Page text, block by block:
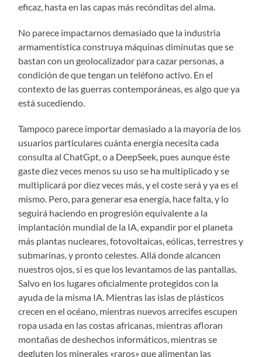
eficaz, hasta en las capas más recónditas del alma.
No parece impactarnos demasiado que la industria
armamentística construya máquinas diminutas que se
bastan con un geolocalizador para cazar personas, a
condición de que tengan un teléfono activo. En el
contexto de las guerras contemporáneas, es algo que ya
está sucediendo.
Tampoco parece importar demasiado a la mayoría de los
usuarios particulares cuánta energía necesita cada
consulta al ChatGpt, o a DeepSeek, pues aunque éste
gaste diez veces menos su uso se ha multiplicado y se
multiplicará por diez veces más, y el coste será y ya es el
mismo. Pero, para generar esa energía, hace falta, y lo
seguirá haciendo en progresión equivalente a la
implantación mundial de la IA, expandir por el planeta
más plantas nucleares, fotovoltaicas, eólicas, terrestres y
submarinas, y pronto celestes. Allá donde alcancen
nuestros ojos, si es que los levantamos de las pantallas.
Salvo en los lugares oficialmente protegidos con la
ayuda de la misma IA. Mientras las islas de plásticos
crecen en el océano, mientras nuevos arrecifes escupen
ropa usada en las costas africanas, mientras afloran
montañas de deshechos informáticos, mientras se
degluten los minerales «raros» que alimentan las